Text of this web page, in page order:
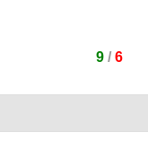
9/ 6